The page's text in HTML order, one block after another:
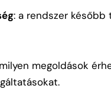
: a rendszer később
megoldások
.